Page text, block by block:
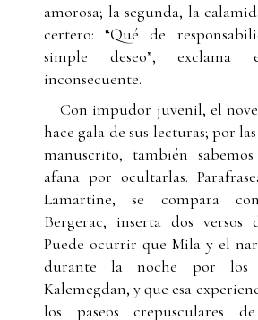
amorosa; la segunda, la
certero: “Qué de
simple deseo”, exclama
inconsecuente.
Con impudor juvenil, el
hace gala de sus lecturas; por
manuscrito, también
afana por ocultarlas.
Lamartine, se compara
Bergerac, inserta dos versos
Puede ocurrir que Mila y el
durante la noche por los
Kalemegdan, y que esa
los paseos crepusculares